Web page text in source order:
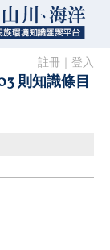
註冊 登入
則知識條目